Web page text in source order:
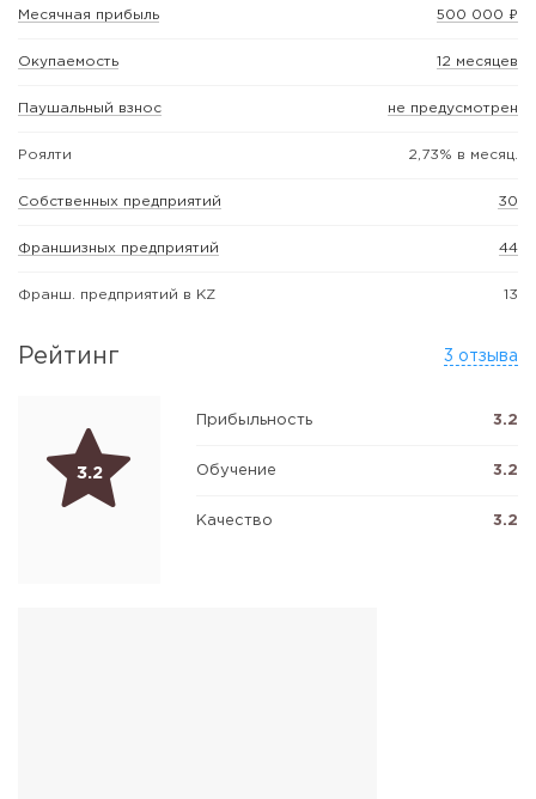
Месячная прибыль 500 000 ₽
Окупаемость 12 месяцев
Паушальный взнос не предусмотрен
Роялти 2,73% в месяц.
Собственных предприятий 30
Франшизных предприятий 44
Франш. предприятий в KZ 13
Рейтинг 3 отзыва
3.2
Прибыльность 3.2
Обучение 3.2
Качество 3.2